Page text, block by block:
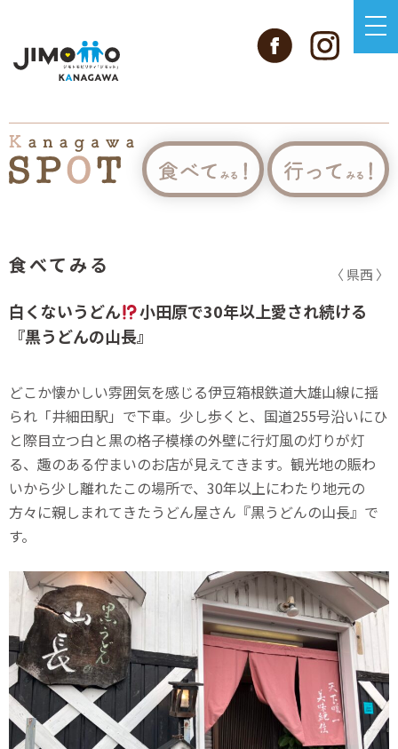
食べてみる 〈 県西 〉
白くないうどん
小田原で30年以上愛され続ける
『黒うどんの山長』
どこか懐かしい雰囲気を感じる伊豆箱根鉄道大雄山線に揺
られ「井細田駅」で下車。少し歩くと、国道255号沿いにひ
と際目立つ白と黒の格子模様の外壁に行灯風の灯りが灯
る、趣のある佇まいのお店が見えてきます。観光地の賑わ
いから少し離れたこの場所で、30年以上にわたり地元の
方々に親しまれてきたうどん屋さん『黒うどんの山長』で
す。